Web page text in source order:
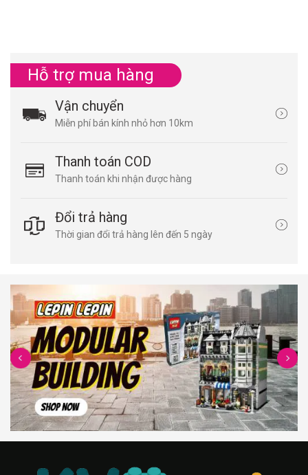
Hỗ trợ mua hàng
Vận chuyển
Miễn phí bán kính nhỏ hơn 10km
Thanh toán COD
Thanh toán khi nhận được hàng
Đổi trả hàng
Thời gian đổi trả hàng lên đến 5 ngày